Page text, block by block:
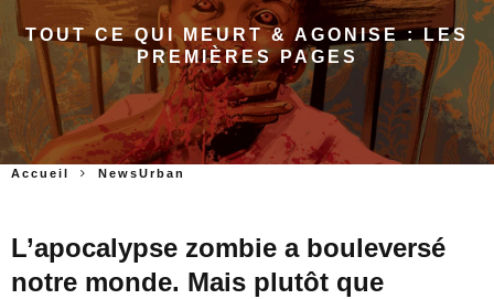
TOUT CE QUI MEURT & AGONISE : LES
PREMIÈRES PAGES
Accueil NewsUrban
L’apocalypse zombie a bouleversé
notre monde. Mais plutôt que